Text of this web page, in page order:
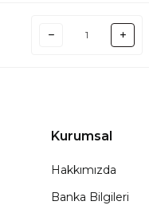
Kurumsal
Hakkımızda
Banka Bilgileri